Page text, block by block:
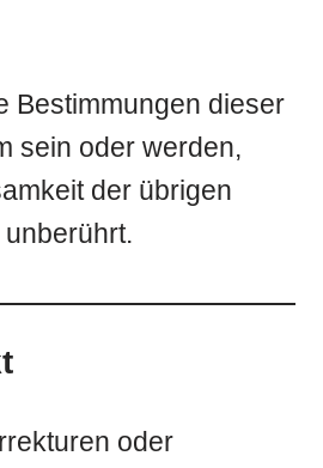
Bestimmungen dieser
sein oder werden,
der übrigen
oder